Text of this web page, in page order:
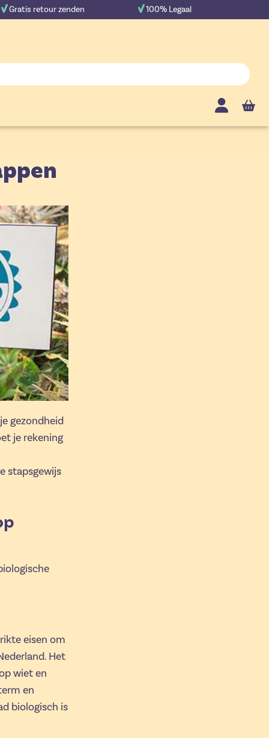
Cart
Gratis retour zenden 100% Legaal
gezondheid
je rekening
stapsgewijs
eisen om
Het
wiet en
en
biologisch is